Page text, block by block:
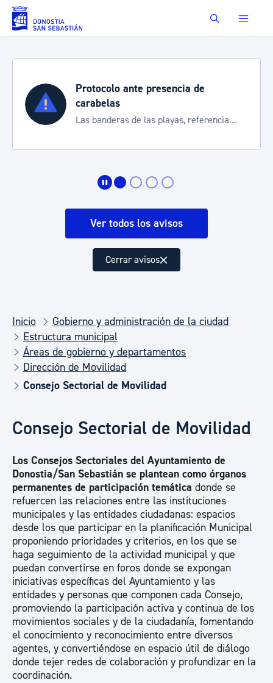
Saltar al contenido principal Buscar
Protocolo ante presencia de
carabelas
Las banderas de las playas, referencia
Ver todos los avisos
Cerrar avisos
Inicio
Gobierno y administración de la ciudad
Estructura municipal
Áreas de gobierno y departamentos
Dirección de Movilidad
Consejo Sectorial de Movilidad
Consejo Sectorial de Movilidad
Los Consejos Sectoriales del Ayuntamiento de
Donostia/San Sebastián se plantean como órganos
permanentes de participación temática donde se
refuercen las relaciones entre las instituciones
municipales y las entidades ciudadanas: espacios
desde los que participar en la planificación Municipal
proponiendo prioridades y criterios, en los que se
haga seguimiento de la actividad municipal y que
puedan convertirse en foros donde se expongan
iniciativas específicas del Ayuntamiento y las
entidades y personas que componen cada Consejo,
promoviendo la participación activa y continua de los
movimientos sociales y de la ciudadanía, fomentando
el conocimiento y reconocimiento entre diversos
agentes, y convertiéndose en espacio útil de diálogo
donde tejer redes de colaboración y profundizar en la
coordinación.